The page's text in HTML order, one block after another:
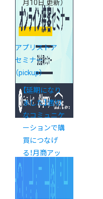
月10日 更新）
アプリストア
セミナー
（pickup）
【延期になり
ました】適切
なコミュニケ
ーションで購
買につなげ
る！月商アッ
プのためのオ
ンライン接客
セミナー